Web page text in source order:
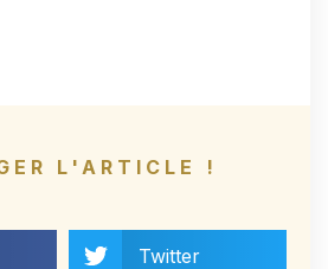
L'ARTICLE !
Twitter